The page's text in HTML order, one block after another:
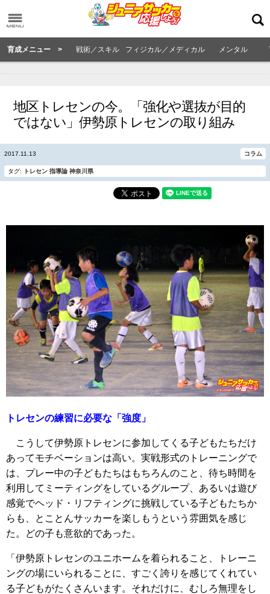
育成メニュー > 戦術／スキル フィジカル／メディカル メンタル
地区トレセンの今。「強化や選抜が目的
ではない」伊勢原トレセンの取り組み
2017.11.13 コラム
タグ: トレセン 指導論 神奈川県
トレセンの練習に必要な「強度」
こうして伊勢原トレセンに参加してくる子どもたちだけ
あってモチベーションは高い。実戦形式のトレーニングで
は、プレー中の子どもたちはもちろんのこと、待ち時間を
利用してミーティングをしているグループ、あるいは遊び
感覚でヘッド・リフティングに挑戦している子どもたちか
らも、とことんサッカーを楽しもうという雰囲気を感じ
た。どの子も意欲的であった。
「伊勢原トレセンのユニホームを着られること、トレーニ
ングの場にいられることに、すごく誇りを感じてくれてい
る子どもがたくさんいます。それだけに、むしろ無理をし